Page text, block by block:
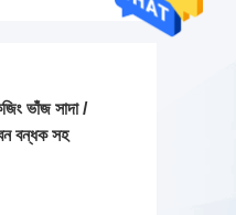
ভাঁজ সাদা /
বন্ধক সহ